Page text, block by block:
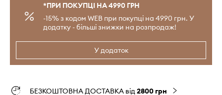
*ПРИ ПОКУПЦІ НА 4990 ГРН
-15% з кодом WEB при покупці на 4990 грн. У
додатку - більші знижки на розпродаж!
У додаток
БЕЗКОШТОВНА ДОСТАВКА від2800 грн